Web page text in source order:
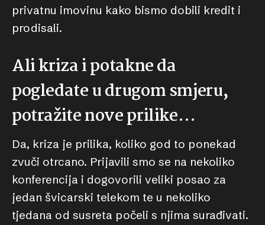
privatnu imovinu kako bismo dobili kredit i
prodisali.
Ali kriza i potakne da
pogledate u drugom smjeru,
potražite nove prilike…
Da, kriza je prilika, koliko god to ponekad
zvuči otrcano. Prijavili smo se na nekoliko
konferencija i dogovorili veliki posao za
jedan švicarski telekom te u nekoliko
tjedana od susreta počeli s njima surađivati.